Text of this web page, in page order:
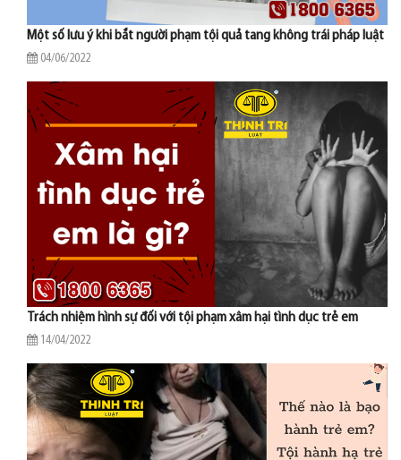
Một số lưu ý khi bắt người phạm tội quả tang không trái pháp luật
04/06/2022
Trách nhiệm hình sự đối với tội phạm xâm hại tình dục trẻ em
14/04/2022